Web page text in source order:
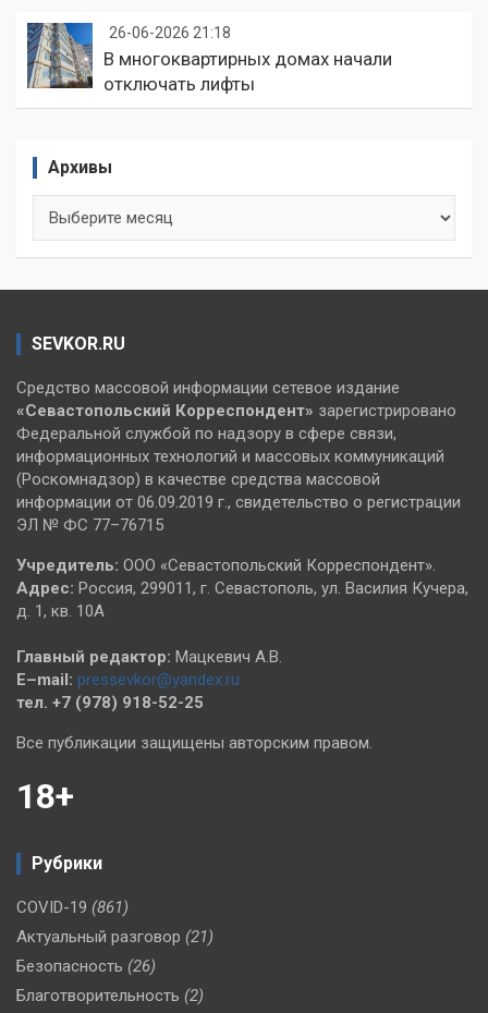
26-06-2026 21:18
В многоквартирных домах начали
отключать лифты
Архивы
SEVKOR.RU
Средство массовой информации сетевое издание
«Севастопольский Корреспондент» зарегистрировано
Федеральной службой по надзору в сфере связи,
информационных технологий и массовых коммуникаций
(Роскомнадзор) в качестве средства массовой
информации от 06.09.2019 г., свидетельство о регистрации
ЭЛ № ФС 77–76715
Учредитель: ООО «Севастопольский Корреспондент».
Адрес: Россия, 299011, г. Севастополь, ул. Василия Кучера,
д. 1, кв. 10А
Главный редактор: Мацкевич А.В.
E–mail: pressevkor@yandex.ru
тел. +7 (978) 918-52-25
Все публикации защищены авторским правом.
18+
Рубрики
COVID-19 (861)
Актуальный разговор (21)
Безопасность (26)
Благотворительность (2)